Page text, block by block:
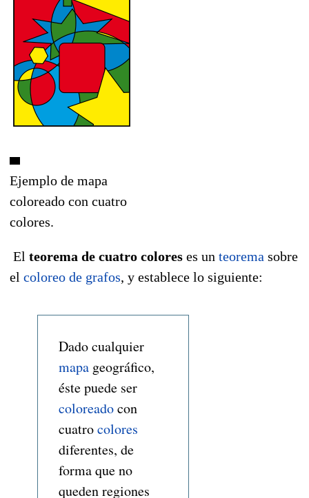
Ejemplo de mapa
coloreado con cuatro
colores.
El teorema de cuatro colores es un teorema sobre
el coloreo de grafos, y establece lo siguiente:
Dado cualquier
mapa geográfico,
éste puede ser
coloreadocon
cuatrocolores
diferentes, de
forma que no
queden regiones